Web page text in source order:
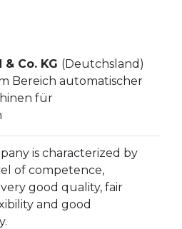
Co. KG (Deutchsland)
Bereich automatischer
für
is characterized by
of competence,
good quality, fair
and good